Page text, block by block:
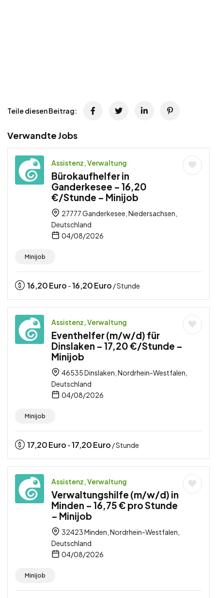
Teile diesen Beitrag:
Verwandte Jobs
Assistenz, Verwaltung
Bürokaufhelfer in
Ganderkesee – 16,20
€/Stunde – Minijob
27777 Ganderkesee, Niedersachsen,
Deutschland
04/08/2026
Minijob
16,20Euro -16,20Euro / Stunde
Assistenz, Verwaltung
Eventhelfer (m/w/d) für
Dinslaken – 17,20 €/Stunde –
Minijob
46535 Dinslaken, Nordrhein-Westfalen,
Deutschland
04/08/2026
Minijob
17,20Euro -17,20Euro / Stunde
Assistenz, Verwaltung
Verwaltungshilfe (m/w/d) in
Minden – 16,75 € pro Stunde
– Minijob
32423 Minden, Nordrhein-Westfalen,
Deutschland
04/08/2026
Minijob